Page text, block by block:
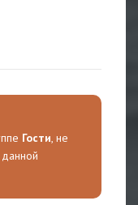
Гости, не
данной